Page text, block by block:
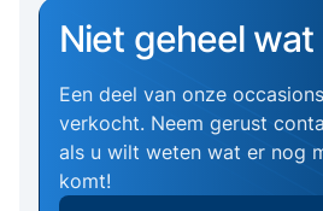
Niet geheel
Een deel van onze
verkocht. Neem gerust
als u wilt weten wat er nog
komt!